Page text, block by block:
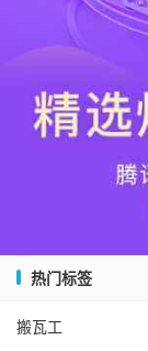
热门标签
搬瓦工